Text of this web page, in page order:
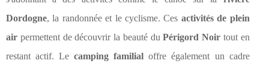
Dordogne, la randonnée et le cyclisme. Ces activités de plein
air permettent de découvrir la beauté duPérigord Noir tout en
restant actif. Lecamping familial offre également un cadre